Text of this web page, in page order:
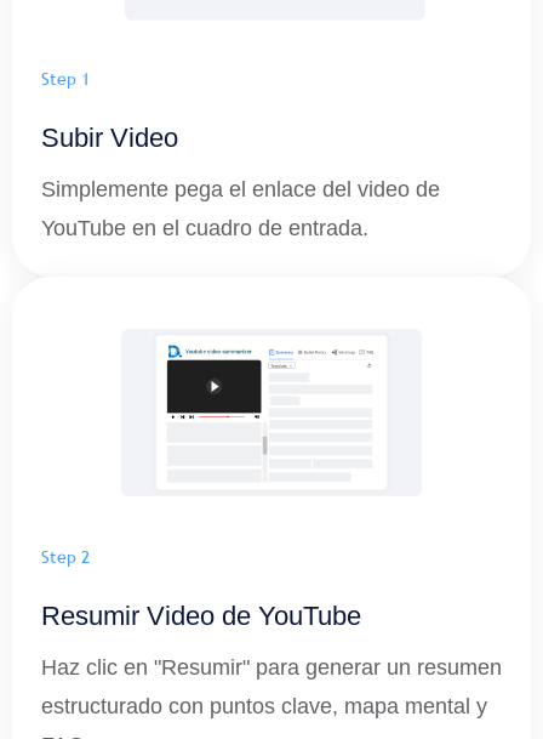
Step 1
Subir Video
Simplemente pega el enlace del video de
YouTube en el cuadro de entrada.
Step 2
Resumir Video de YouTube
Haz clic en "Resumir" para generar un resumen
estructurado con puntos clave, mapa mental y